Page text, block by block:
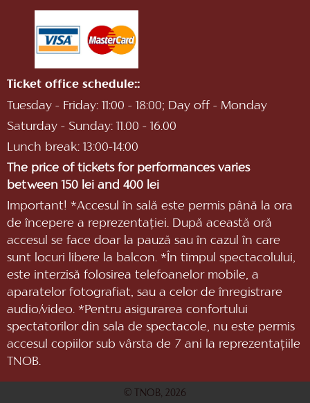
Ticket office schedule::
Tuesday - Friday: 11:00 - 18:00; Day off - Monday
Saturday - Sunday: 11.00 - 16.00
Lunch break: 13:00-14:00
The price of tickets for performances varies
between 150 lei and 400 lei
Important! *Accesul în sală este permis până la ora
de începere a reprezentaţiei. După această oră
accesul se face doar la pauză sau în cazul în care
sunt locuri libere la balcon. *În timpul spectacolului,
este interzisă folosirea telefoanelor mobile, a
aparatelor fotografiat, sau a celor de înregistrare
audio/video. *Pentru asigurarea confortului
spectatorilor din sala de spectacole, nu este permis
accesul copiilor sub vârsta de 7 ani la reprezentaţiile
TNOB.
© TNOB, 2026